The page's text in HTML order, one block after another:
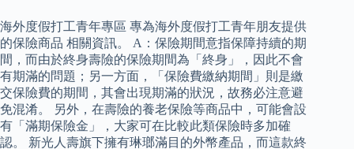
海外度假打工青年專區 專為海外度假打工青年朋友提供
的保險商品 相關資訊。 A：保險期間意指保障持續的期
間，而由於終身壽險的保險期間為「終身」，因此不會
有期滿的問題；另一方面，「保險費繳納期間」則是繳
交保險費的期間，其會出現期滿的狀況，故務必注意避
免混淆。 另外，在壽險的養老保險等商品中，可能會設
有「滿期保險金」，大家可在比較此類保險時多加確
認。 新光人壽旗下擁有琳瑯滿目的外幣產品，而這款終